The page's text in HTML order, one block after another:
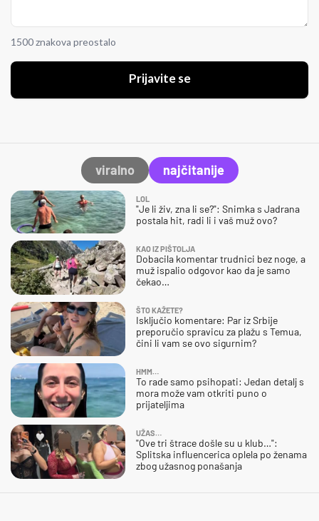
1500 znakova preostalo
Prijavite se
viralno najčitanije
LOL
"Je li živ, zna li se?": Snimka s Jadrana
postala hit, radi li i vaš muž ovo?
KAO IZ PIŠTOLJA
Dobacila komentar trudnici bez noge, a
muž ispalio odgovor kao da je samo
čekao…
ŠTO KAŽETE?
Isključio komentare: Par iz Srbije
preporučio spravicu za plažu s Temua,
čini li vam se ovo sigurnim?
HMM…
To rade samo psihopati: Jedan detalj s
mora može vam otkriti puno o
prijateljima
UŽAS…
"Ove tri štrace došle su u klub…":
Splitska influencerica oplela po ženama
zbog užasnog ponašanja